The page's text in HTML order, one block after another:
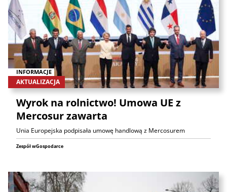
INFORMACJE
AKTUALIZACJA
Wyrok na rolnictwo! Umowa UE z
Mercosur zawarta
Unia Europejska podpisała umowę handlową z Mercosurem
Zespół wGospodarce